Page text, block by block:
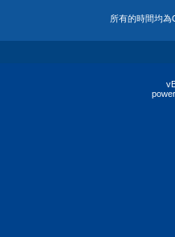
所有的時間均為